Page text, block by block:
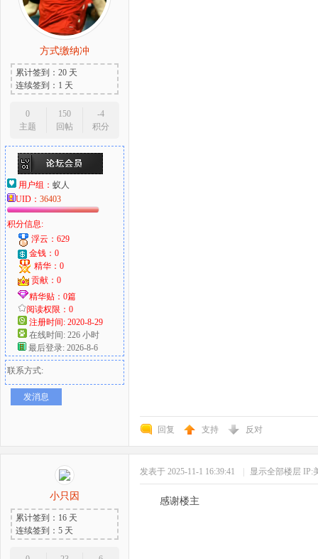
方式缴纳冲
累计签到：20 天
连续签到：1 天
0
主题
150
回帖
-4
积分
用户组： 蚁人
UID： 36403
积分信息:
浮云：629
金钱：0
精华：0
贡献：0
精华贴：0篇
阅读权限：0
注册时间: 2020-8-29
在线时间: 226 小时
最后登录: 2026-8-6
联系方式:
发消息
回复 支持 反对
小只因
累计签到：16 天
连续签到：5 天
发表于 2025-11-1 16:39:41 显示全部楼层 IP:
感谢